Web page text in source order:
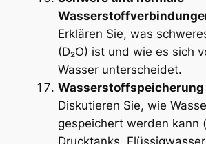
Erklären Sie, was
(D₂O) ist und wie es sich
Wasser unterscheidet.
Wasserstoffspeicherung
Diskutieren Sie, wie
gespeichert werden kann
Drucktanks,